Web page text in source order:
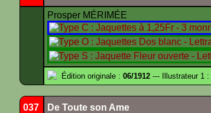
Prosper MÉRIMÉE
Édition originale : 06/1912 --- Illustrateur 1 :
037 De Toute son Ame